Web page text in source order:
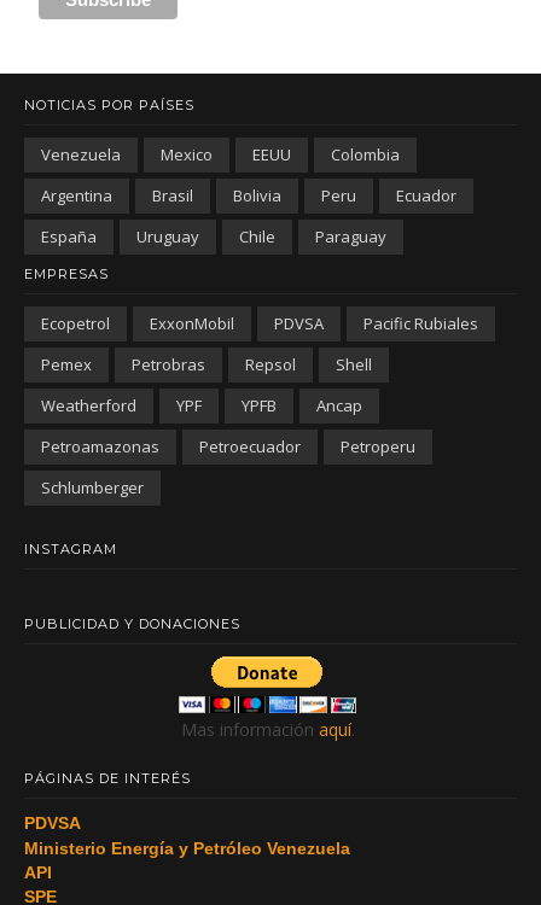
NOTICIAS POR PAÍSES
Venezuela Mexico EEUU
Colombia
Argentina
Brasil Bolivia Peru
Ecuador
España
Uruguay Chile Paraguay
EMPRESAS
Ecopetrol ExxonMobil PDVSA
Pacific Rubiales
Pemex
Petrobras Repsol
Shell
Weatherford
YPF YPFB
Ancap
Petroamazonas
Petroecuador
Petroperu
Schlumberger
INSTAGRAM
PUBLICIDAD Y DONACIONES
Mas información aquí.
PÁGINAS DE INTERÉS
PDVSA
Ministerio Energía y Petróleo Venezuela
API
SPE